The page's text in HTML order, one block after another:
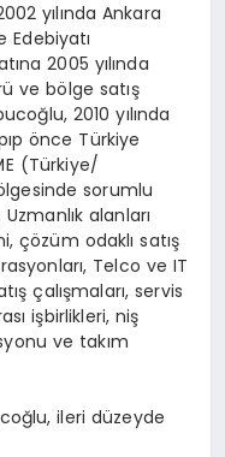
yılında Ankara
Edebiyatı
2005 yılında
ve bölge satış
2010 yılında
önce Türkiye
(Türkiye/
sorumlu
alanları
çözüm odaklı satış
Telco ve IT
çalışmaları, servis
işbirlikleri, niş
ve takım
ileri düzeyde